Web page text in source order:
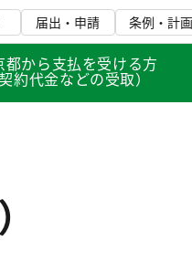
届出・申請 条例・計
都から支払を受ける方
約代金などの受取）